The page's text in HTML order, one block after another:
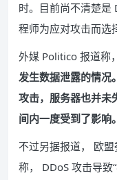
时。目前尚不清楚是
程师为应对攻击而选
外媒 Politico 报道称
发生数据泄露的情况
攻击，服务器也并未
间内一度受到了影响。
不过另据报道， 欧
称， DDoS 攻击导致